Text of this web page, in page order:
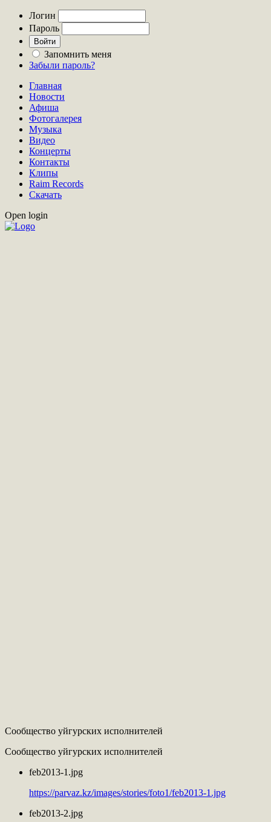
Логин
Пароль
Запомнить меня
Забыли пароль?
Главная
Новости
Афиша
Фотогалерея
Музыка
Видео
Концерты
Контакты
Клипы
Raim Records
Скачать
Open login
Сообщество уйгурских исполнителей
Сообщество уйгурских исполнителей
feb2013-1.jpg
https://parvaz.kz/images/stories/foto1/feb2013-1.jpg
feb2013-2.jpg